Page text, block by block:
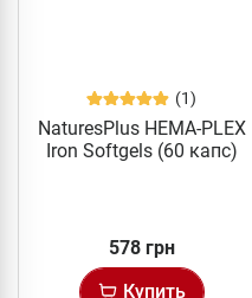
(1)
NaturesPlus HEMA-PLEX
Iron Softgels (60 капс)
578 грн
Купить